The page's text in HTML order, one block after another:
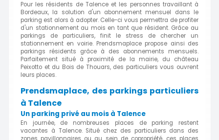
Pour les résidents de Talence et les personnes travaillant à
Bordeaux, la solution d'un abonnement mensuel dans le
parking est alors à adopter. Celle-ci vous permettra de profiter
d'un stationnement au mois en tant que résident. Grâce au
parkings de particuliers, finit le stress de chercher un
stationnement en voirie. Prendsmaplace propose ainsi des
parkings résidents grâce à des abonnements mensuels.
Parfaitement situé à proximité de la mairie, du château
Peixotto et du Bois de Thouars, des particuliers vous ouvrent
leurs places.
Prendsmaplace, des parkings particuliers
à Talence
Un parking privé au mois à Talence
En journée, de nombreuses places de parking restent
vacantes à Talence. Situé chez des particuliers dans des